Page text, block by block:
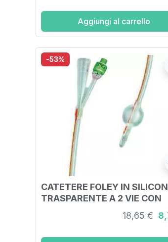
Aggiungi al carrello
-53%
CATETERE FOLEY IN
TRASPARENTE A 2 VIE CON
CH18 6,00MM LUNGHEZZA
18,65 €